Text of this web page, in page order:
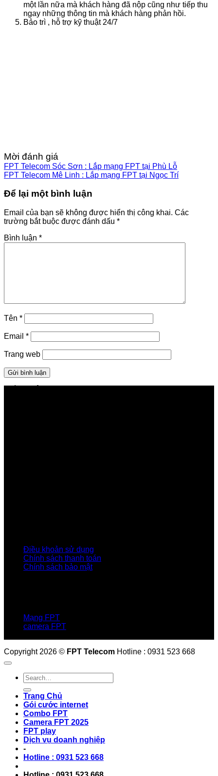
một lần nữa mà khách hàng đã nộp cũng như tiếp thu
ngay những thông tin mà khách hàng phản hồi.
Bảo trì , hỗ trợ kỹ thuật 24/7
Mời đánh giá
FPT Telecom Sóc Sơn : Lắp mạng FPT tại Phù Lỗ
FPT Telecom Mê Linh : Lắp mạng FPT tại Ngọc Trí
Để lại một bình luận
Email của bạn sẽ không được hiển thị công khai. Các
trường bắt buộc được đánh dấu *
Bình luận *
Tên *
Email *
Trang web
Điều khoản sử dụng
Chính sách thanh toán
Chính sách bảo mật
Mạng FPT
camera FPT
Copyright 2026 © FPT Telecom Hotline : 0931 523 668
Trang Chủ
Gói cước internet
Combo FPT
Camera FPT 2025
FPT play
Dịch vụ doanh nghiệp
-
Hotline : 0931 523 668